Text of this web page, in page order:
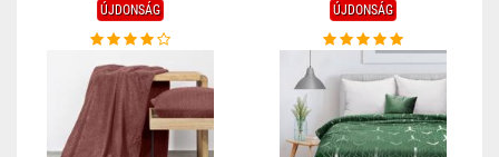
ÚJDONSÁG ÚJDONSÁG